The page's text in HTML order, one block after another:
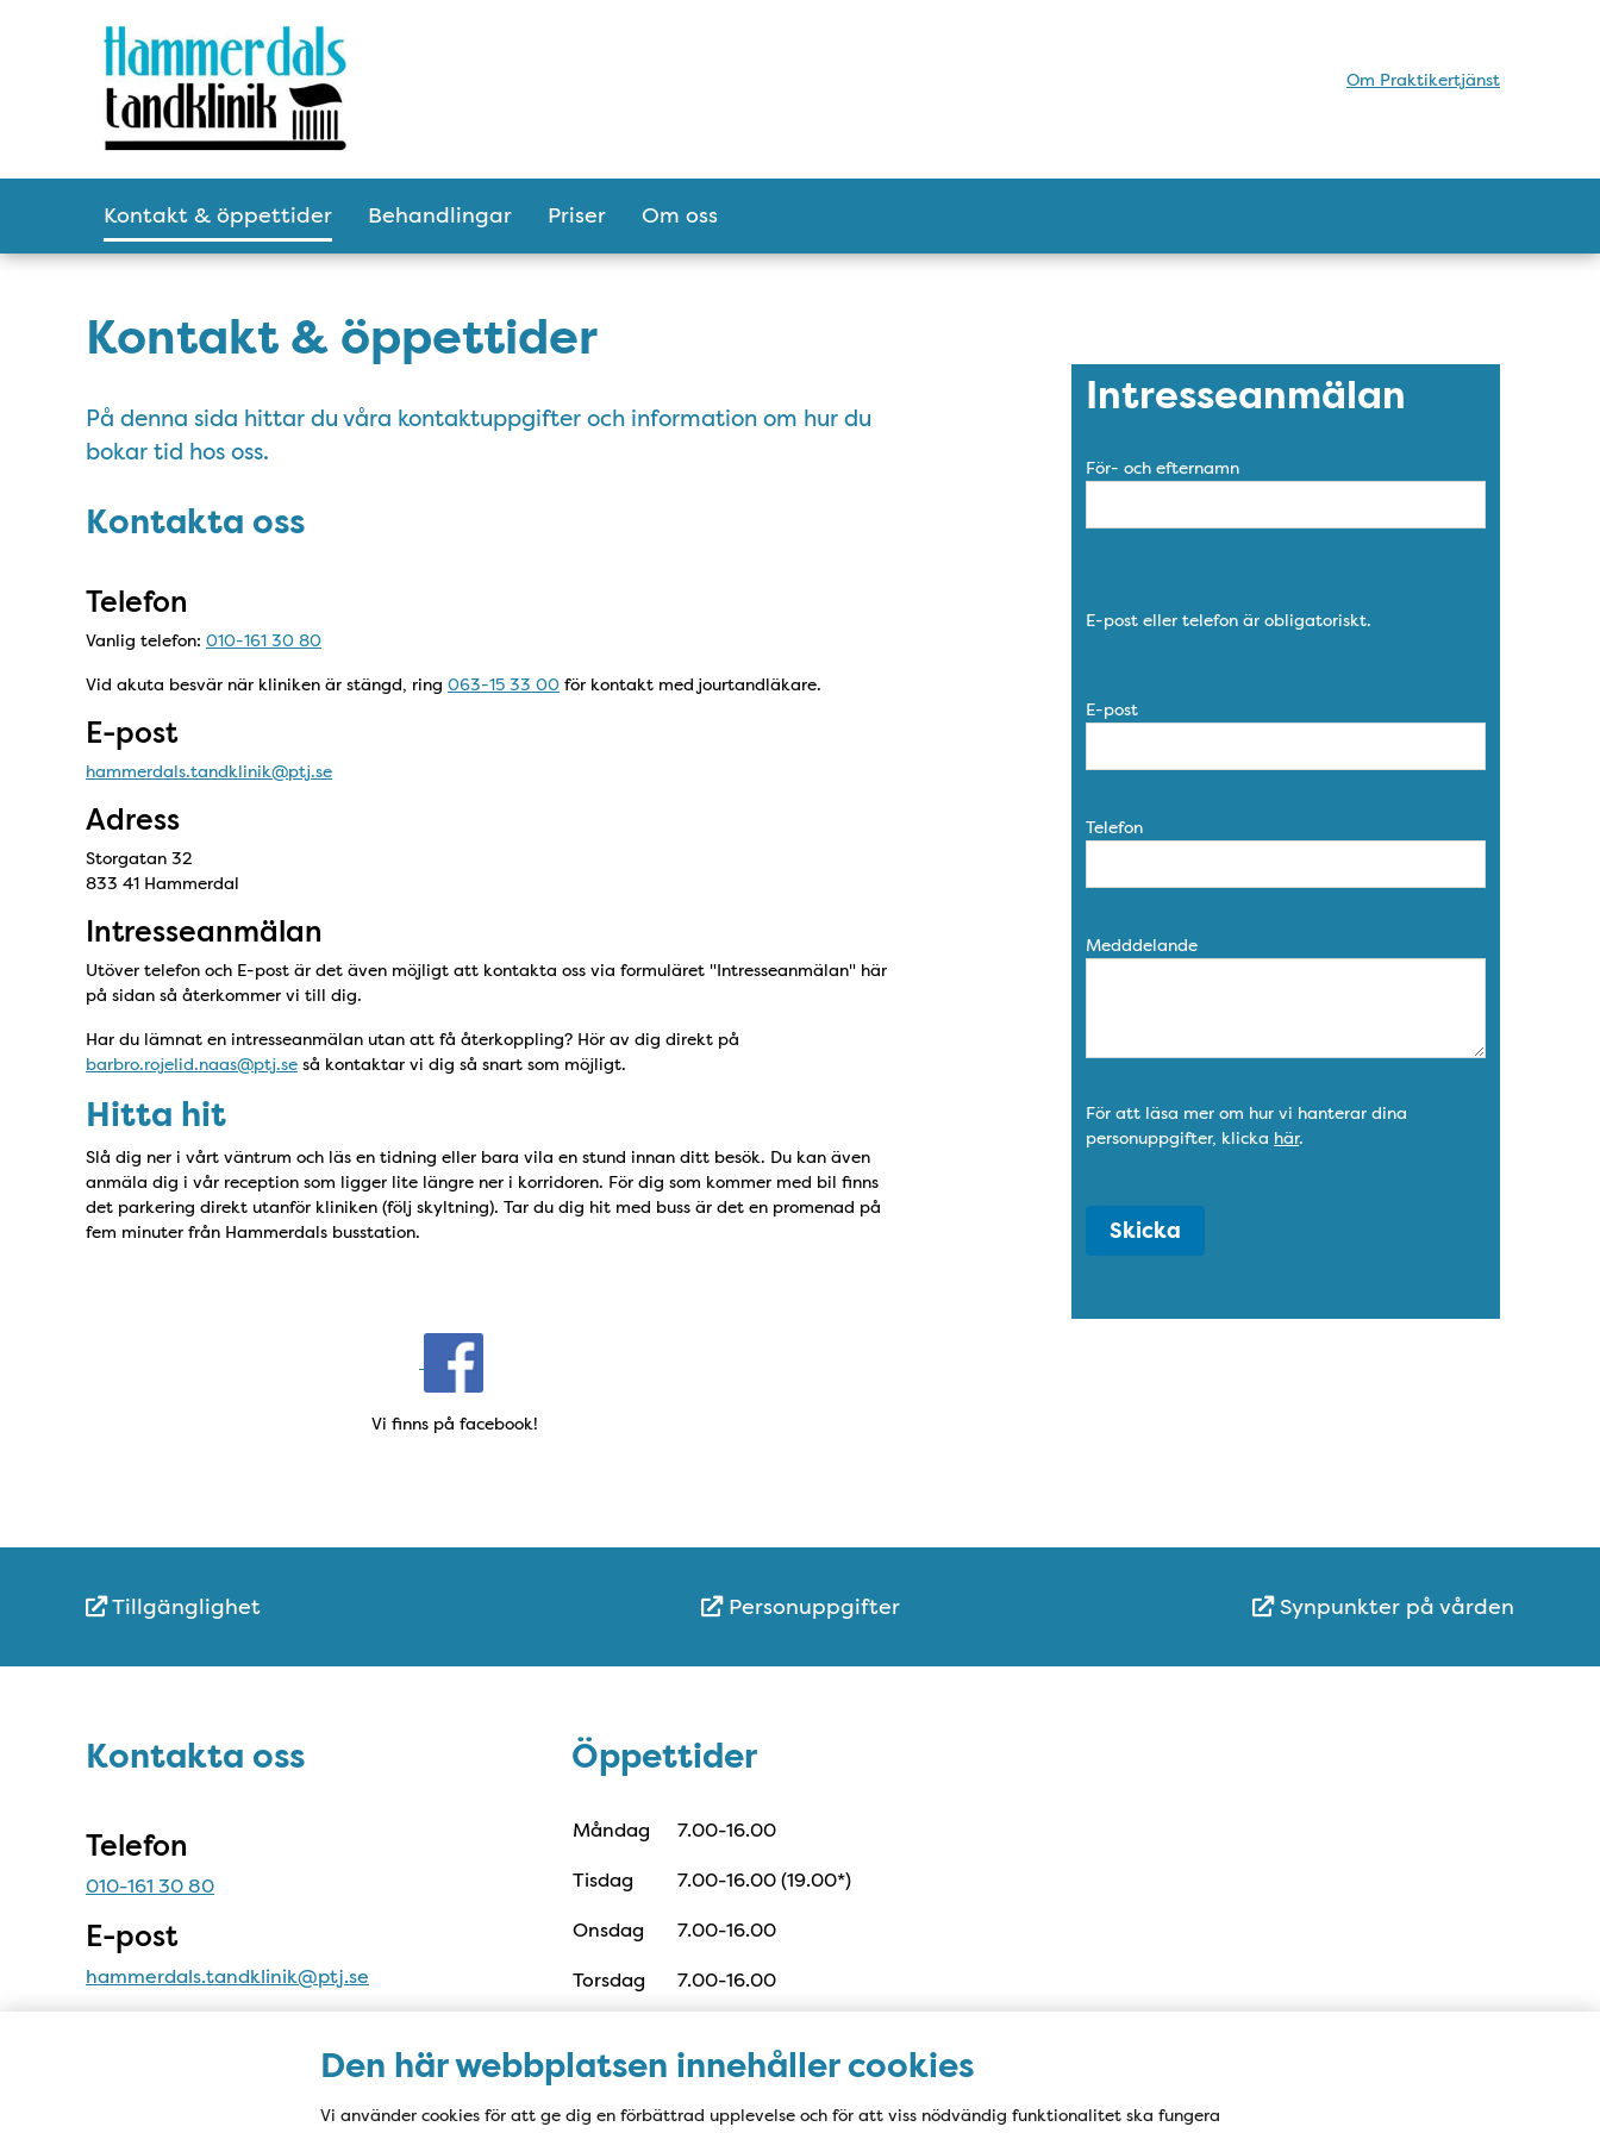
Den här webbplatsen innehåller cookies
Vi använder cookies för att ge dig en förbättrad upplevelse och för att viss nödvändig funktionalitet ska fungera
Tillgänglighetsmeny
Huvudmeny
Om Praktikertjänst
Kontakt & öppettider Behandlingar Priser Om oss
Kontakt & öppettider
På denna sida hittar du våra kontaktuppgifter och information om hur du
bokar tid hos oss.
Kontakta oss
Telefon
Vanlig telefon: 010-161 30 80
Vid akuta besvär när kliniken är stängd, ring 063-15 33 00 för kontakt med jourtandläkare.
E-post
hammerdals.tandklinik@ptj.se
Adress
Storgatan 32
833 41 Hammerdal
Intresseanmälan
Utöver telefon och E-post är det även möjligt att kontakta oss via formuläret "Intresseanmälan" här
på sidan så återkommer vi till dig.
Har du lämnat en intresseanmälan utan att få återkoppling? Hör av dig direkt på
barbro.rojelid.naas@ptj.se så kontaktar vi dig så snart som möjligt.
Hitta hit
Slå dig ner i vårt väntrum och läs en tidning eller bara vila en stund innan ditt besök. Du kan även
anmäla dig i vår reception som ligger lite längre ner i korridoren. För dig som kommer med bil finns
det parkering direkt utanför kliniken (följ skyltning). Tar du dig hit med buss är det en promenad på
fem minuter från Hammerdals busstation.
Vi finns på facebook!
Intresseanmälan
För- och efternamn
E-post eller telefon är obligatoriskt.
E-post
Telefon
Medddelande
För att läsa mer om hur vi hanterar dina
personuppgifter, klicka här.
Skicka
Snabblänkar
Tillgänglighet Personuppgifter Synpunkter på vården
Kontakta oss
Kontakta oss
Telefon
010-161 30 80
E-post
hammerdals.tandklinik@ptj.se
Öppettider
Öppettider
Måndag
7.00-16.00
Tisdag
7.00-16.00 (19.00*)
Onsdag
7.00-16.00
Torsdag
7.00-16.00